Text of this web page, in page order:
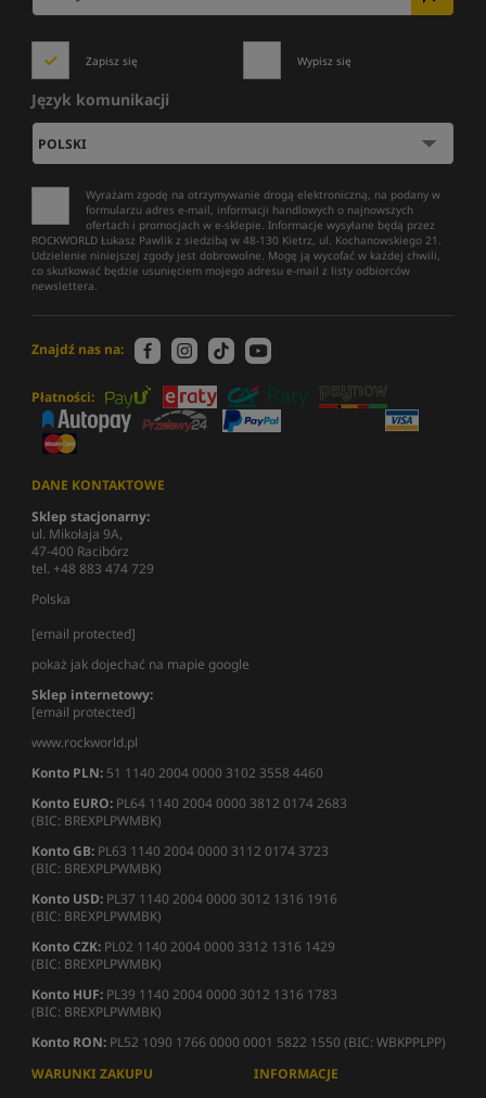
Zapisz się Wypisz się
Język komunikacji
Wyrażam zgodę na otrzymywanie drogą elektroniczną, na podany w
formularzu adres e-mail, informacji handlowych o najnowszych
ofertach i promocjach w e-sklepie. Informacje wysyłane będą przez
ROCKWORLD Łukasz Pawlik z siedzibą w 48-130 Kietrz, ul. Kochanowskiego 21.
Udzielenie niniejszej zgody jest dobrowolne. Mogę ją wycofać w każdej chwili,
co skutkować będzie usunięciem mojego adresu e-mail z listy odbiorców
newslettera.
Znajdź nas na:
Płatności:
DANE KONTAKTOWE
Sklep stacjonarny:
ul. Mikołaja 9A,
47-400 Racibórz
tel. +48 883 474 729
Polska
[email protected]
pokaż jak dojechać na mapie google
Sklep internetowy:
[email protected]
www.rockworld.pl
Konto PLN: 51 1140 2004 0000 3102 3558 4460
Konto EURO: PL64 1140 2004 0000 3812 0174 2683
(BIC: BREXPLPWMBK)
Konto GB: PL63 1140 2004 0000 3112 0174 3723
(BIC: BREXPLPWMBK)
Konto USD: PL37 1140 2004 0000 3012 1316 1916
(BIC: BREXPLPWMBK)
Konto CZK: PL02 1140 2004 0000 3312 1316 1429
(BIC: BREXPLPWMBK)
Konto HUF: PL39 1140 2004 0000 3012 1316 1783
(BIC: BREXPLPWMBK)
Konto RON: PL52 1090 1766 0000 0001 5822 1550 (BIC: WBKPPLPP)
WARUNKI ZAKUPU
INFORMACJE